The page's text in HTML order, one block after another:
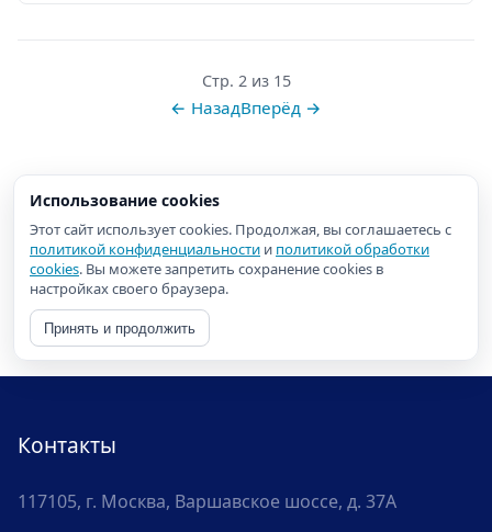
← Назад
Стр. 2 из 15
Вперёд →
Использование cookies
Этот сайт использует cookies. Продолжая, вы соглашаетесь с
политикой конфиденциальности и политикой обработки
cookies. Вы можете запретить сохранение cookies в
настройках своего браузера.
Принять и продолжить
Контакты
117105, г. Москва, Варшавское шоссе, д. 37А